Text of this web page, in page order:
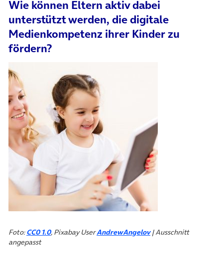
Wie können Eltern aktiv dabei
unterstützt werden, die digitale
Medienkompetenz ihrer Kinder zu
fördern?
Foto:CC0 1.0, Pixabay UserAndrewAngelov| Ausschnitt
angepasst